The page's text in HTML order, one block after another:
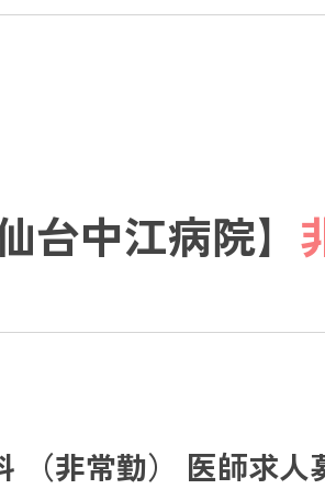
仙台中江病院】
（非常勤） 医師求